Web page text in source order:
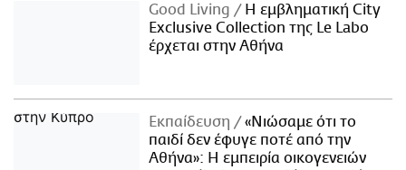
Good Living
Η εμβληματική City
Exclusive Collection της Le Labo
έρχεται στην Αθήνα
Εκπαίδευση
«Νιώσαμε ότι το
παιδί δεν έφυγε ποτέ από την
Αθήνα»: Η εμπειρία οικογενειών